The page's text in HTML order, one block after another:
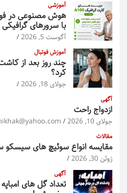
آموزشی
هوش مصنوعی در
با سرورهای گرافیکی HPE
آگوست 5, 2026
آموزش فوتبال
چند روز بعد از
کرد؟
جولای 18, 2026
آگهی
ازدواج راحت
جولای 10, 2026
مقالات
مقایسه انواع سوئیچ های سیسکو سری
ژوئن 30, 2026
آگهی
تعداد گل های